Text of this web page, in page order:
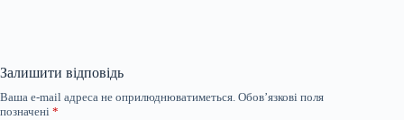
Залишити відповідь
Ваша e-mail адреса не оприлюднюватиметься. Обов’язкові поля
позначені *